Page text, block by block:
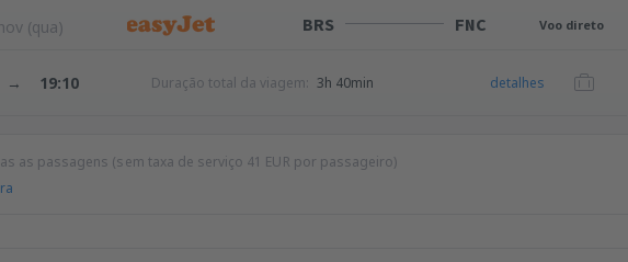
(qua) BRS FNC Voo direto
→ 19:10 Duração total da viagem: 3h 40min detalhes
as passagens (sem taxa de serviço 41 EUR por passageiro)